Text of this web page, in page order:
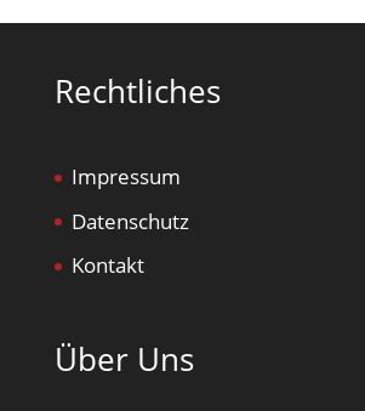
Rechtliches
Impressum
Datenschutz
Kontakt
Über Uns